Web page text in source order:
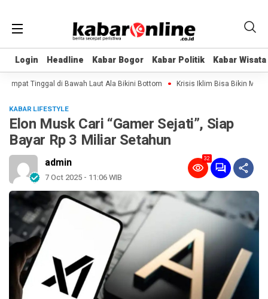
Login Headline Kabar Bogor Kabar Politik Kabar Wisata
Login Headline Kabar Bogor Kabar Politik Kabar Wisata
Tinggal di Bawah Laut Ala Bikini Bottom Krisis Iklim Bisa Bikin
KABAR LIFESTYLE
Elon Musk Cari “Gamer Sejati”, Siap
Bayar Rp 3 Miliar Setahun
admin
7 Oct 2025 - 11:06 WIB
32